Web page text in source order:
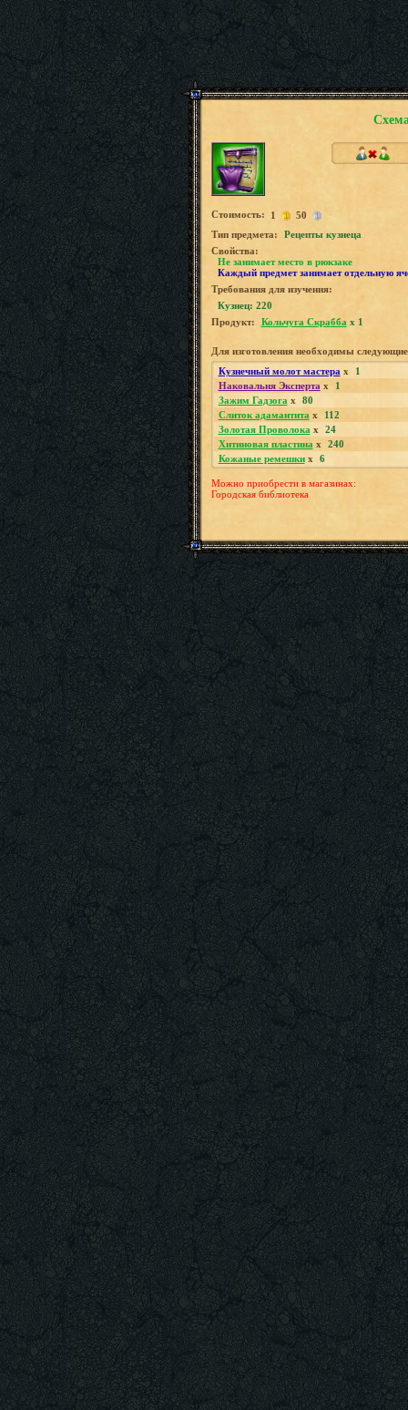
Стоимость: 1
50
Tип предмета:
Рецепты кузнеца
Свойства:
Не занимает место в рюкзаке
Каждый предмет занимает отдельную
Требования для изучения:
Кузнец: 220
Продукт:
Кольчуга Скрабба x 1
Для изготовления необходимы
Кузнечный молот мастера x
1
Наковальня Эксперта x
1
Зажим Гадзога x
80
Слиток адамантита x
112
Золотая Проволока x
24
Хитиновая пластина x
240
Кожаные ремешкиx 6
Можно приобрести в магазинах:
Городская библиотека